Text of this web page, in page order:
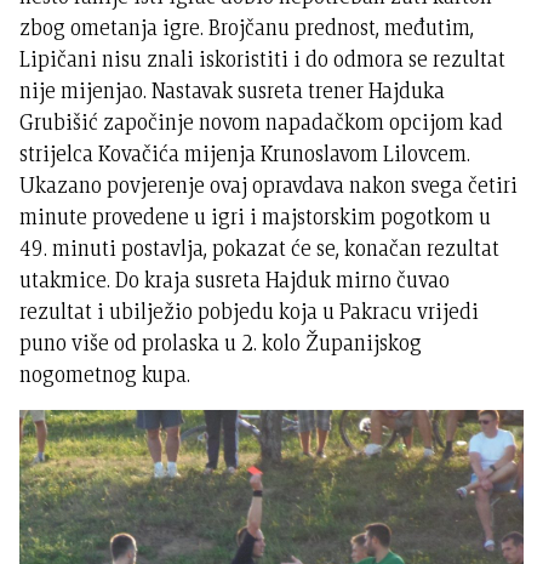
zbog ometanja igre. Brojčanu prednost, međutim,
Lipičani nisu znali iskoristiti i do odmora se rezultat
nije mijenjao. Nastavak susreta trener Hajduka
Grubišić započinje novom napadačkom opcijom kad
strijelca Kovačića mijenja Krunoslavom Lilovcem.
Ukazano povjerenje ovaj opravdava nakon svega četiri
minute provedene u igri i majstorskim pogotkom u
49. minuti postavlja, pokazat će se, konačan rezultat
utakmice. Do kraja susreta Hajduk mirno čuvao
rezultat i ubilježio pobjedu koja u Pakracu vrijedi
puno više od prolaska u 2. kolo Županijskog
nogometnog kupa.